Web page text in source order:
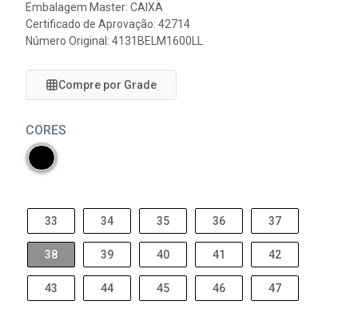
Embalagem Master: CAIXA
Certificado de Aprovação: 42714
Número Original: 4131BELM1600LL
Compre por Grade
CORES
33 34 35 36 37
38 39 40 41 42
43 44 45 46 47